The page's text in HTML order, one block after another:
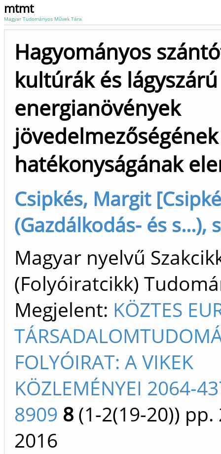
mtmt
Magyar Tudományos Művek Tára
Hagyományos
kultúrák és lágyszárú
energianövények
hatékonyságának
Csipkés, Margit
(Gazdálkodás- és s...),
Magyar nyelvű
(Folyóiratcikk)
Megjelent: KÖZTES
FOLYÓIRAT: A VIKEK
KÖZLEMÉNYEI 2064-
8909 8 (1-2(19-20)) pp.
2016